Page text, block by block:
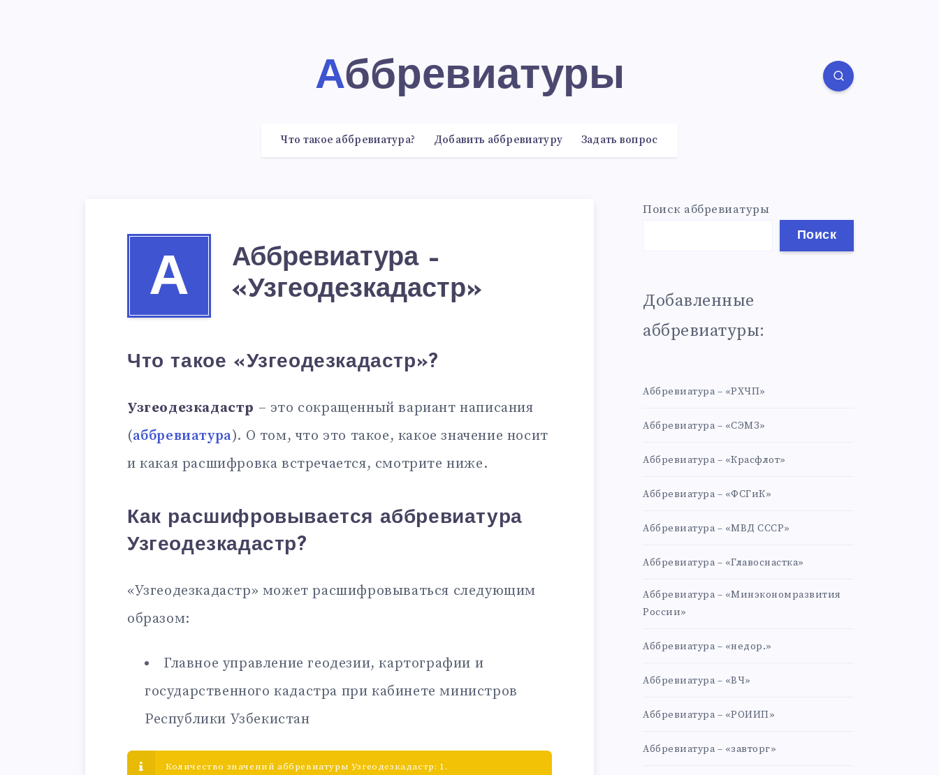
Аббревиатуры
Что такое аббревиатура? Добавить аббревиатуру Задать вопрос
А
Аббревиатура –
«Узгеодезкадастр»
Что такое «Узгеодезкадастр»?
Узгеодезкадастр – это сокращенный вариант написания
(аббревиатура). О том, что это такое, какое значение носит
и какая расшифровка встречается, смотрите ниже.
Как расшифровывается аббревиатура
Узгеодезкадастр?
«Узгеодезкадастр» может расшифровываться следующим
образом:
Главное управление геодезии, картографии и
государственного кадастра при кабинете министров
Республики Узбекистан
Количество значений аббревиатуры Узгеодезкадастр: 1.
Поиск аббревиатуры
Поиск
Добавленные
аббревиатуры:
Аббревиатура – «РХЧП»
Аббревиатура – «СЭМЗ»
Аббревиатура – «Красфлот»
Аббревиатура – «ФСГиК»
Аббревиатура – «МВД СССР»
Аббревиатура – «Главоснастка»
Аббревиатура – «Минэкономразвития
России»
Аббревиатура – «недор.»
Аббревиатура – «ВЧ»
Аббревиатура – «РОИИП»
Аббревиатура – «завторг»